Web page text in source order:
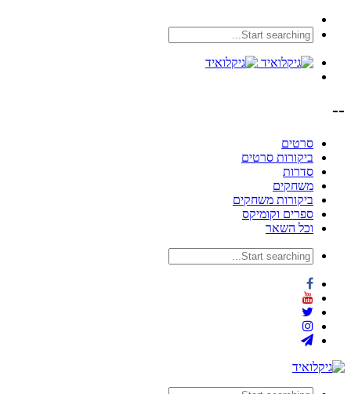
--
סרטים
ביקורות סרטים
סדרות
משחקים
ביקורות משחקים
ספרים וקומיקס
וכל השאר